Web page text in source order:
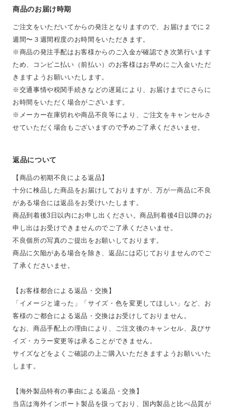
商品のお届け時期
ご注文をいただいてからの発注となりますので、お届けまでに２
週間〜３週間程度のお時間をいただきます。
※商品の発注手配はお客様からのご入金が確認でき次第行います
ため、コンビニ払い（前払い）のお客様はお早めにご入金いただ
きますようお願いいたします。
※交通事情や税関手続きなどの遅延により、お届けまでにさらに
お時間をいただく場合がございます。
※メーカー在庫切れや商品不良等により、ご注文をキャンセルさ
せていただく場合もございますので予めご了承くださいませ。
返品について
【商品の初期不良による返品】
十分に検品した商品をお届けしておりますが、万が一商品に不良
がある場合には返品をお受けいたします。
商品到着後3日以内にお申し出ください。商品到着後4日以降のお
申し出はお受けできませんのでご了承くださいませ。
不良個所の写真のご提出をお願いしております。
商品に欠陥がある場合を除き、返品には応じておりませんのでご
了承くださいませ。
【お客様都合による返品・交換】
「イメージと違った」「サイズ・色を変更してほしい」など、お
客様のご都合による返品・交換はお受けしておりません。
なお、商品手配上の理由により、ご注文後のキャンセル、及びサ
イズ・カラー変更等は承ることができません。
サイズなどをよくご確認の上ご購入いただきますようお願いいた
します。
【海外製品特有の事由による返品・交換】
当店は海外インポート製品を扱っており、国内製品と比べ品質が